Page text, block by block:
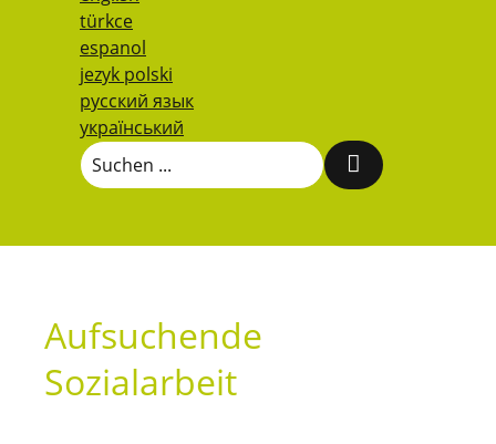
türkce
espanol
jezyk polski
русский язык
український
Aufsuchende
Sozialarbeit